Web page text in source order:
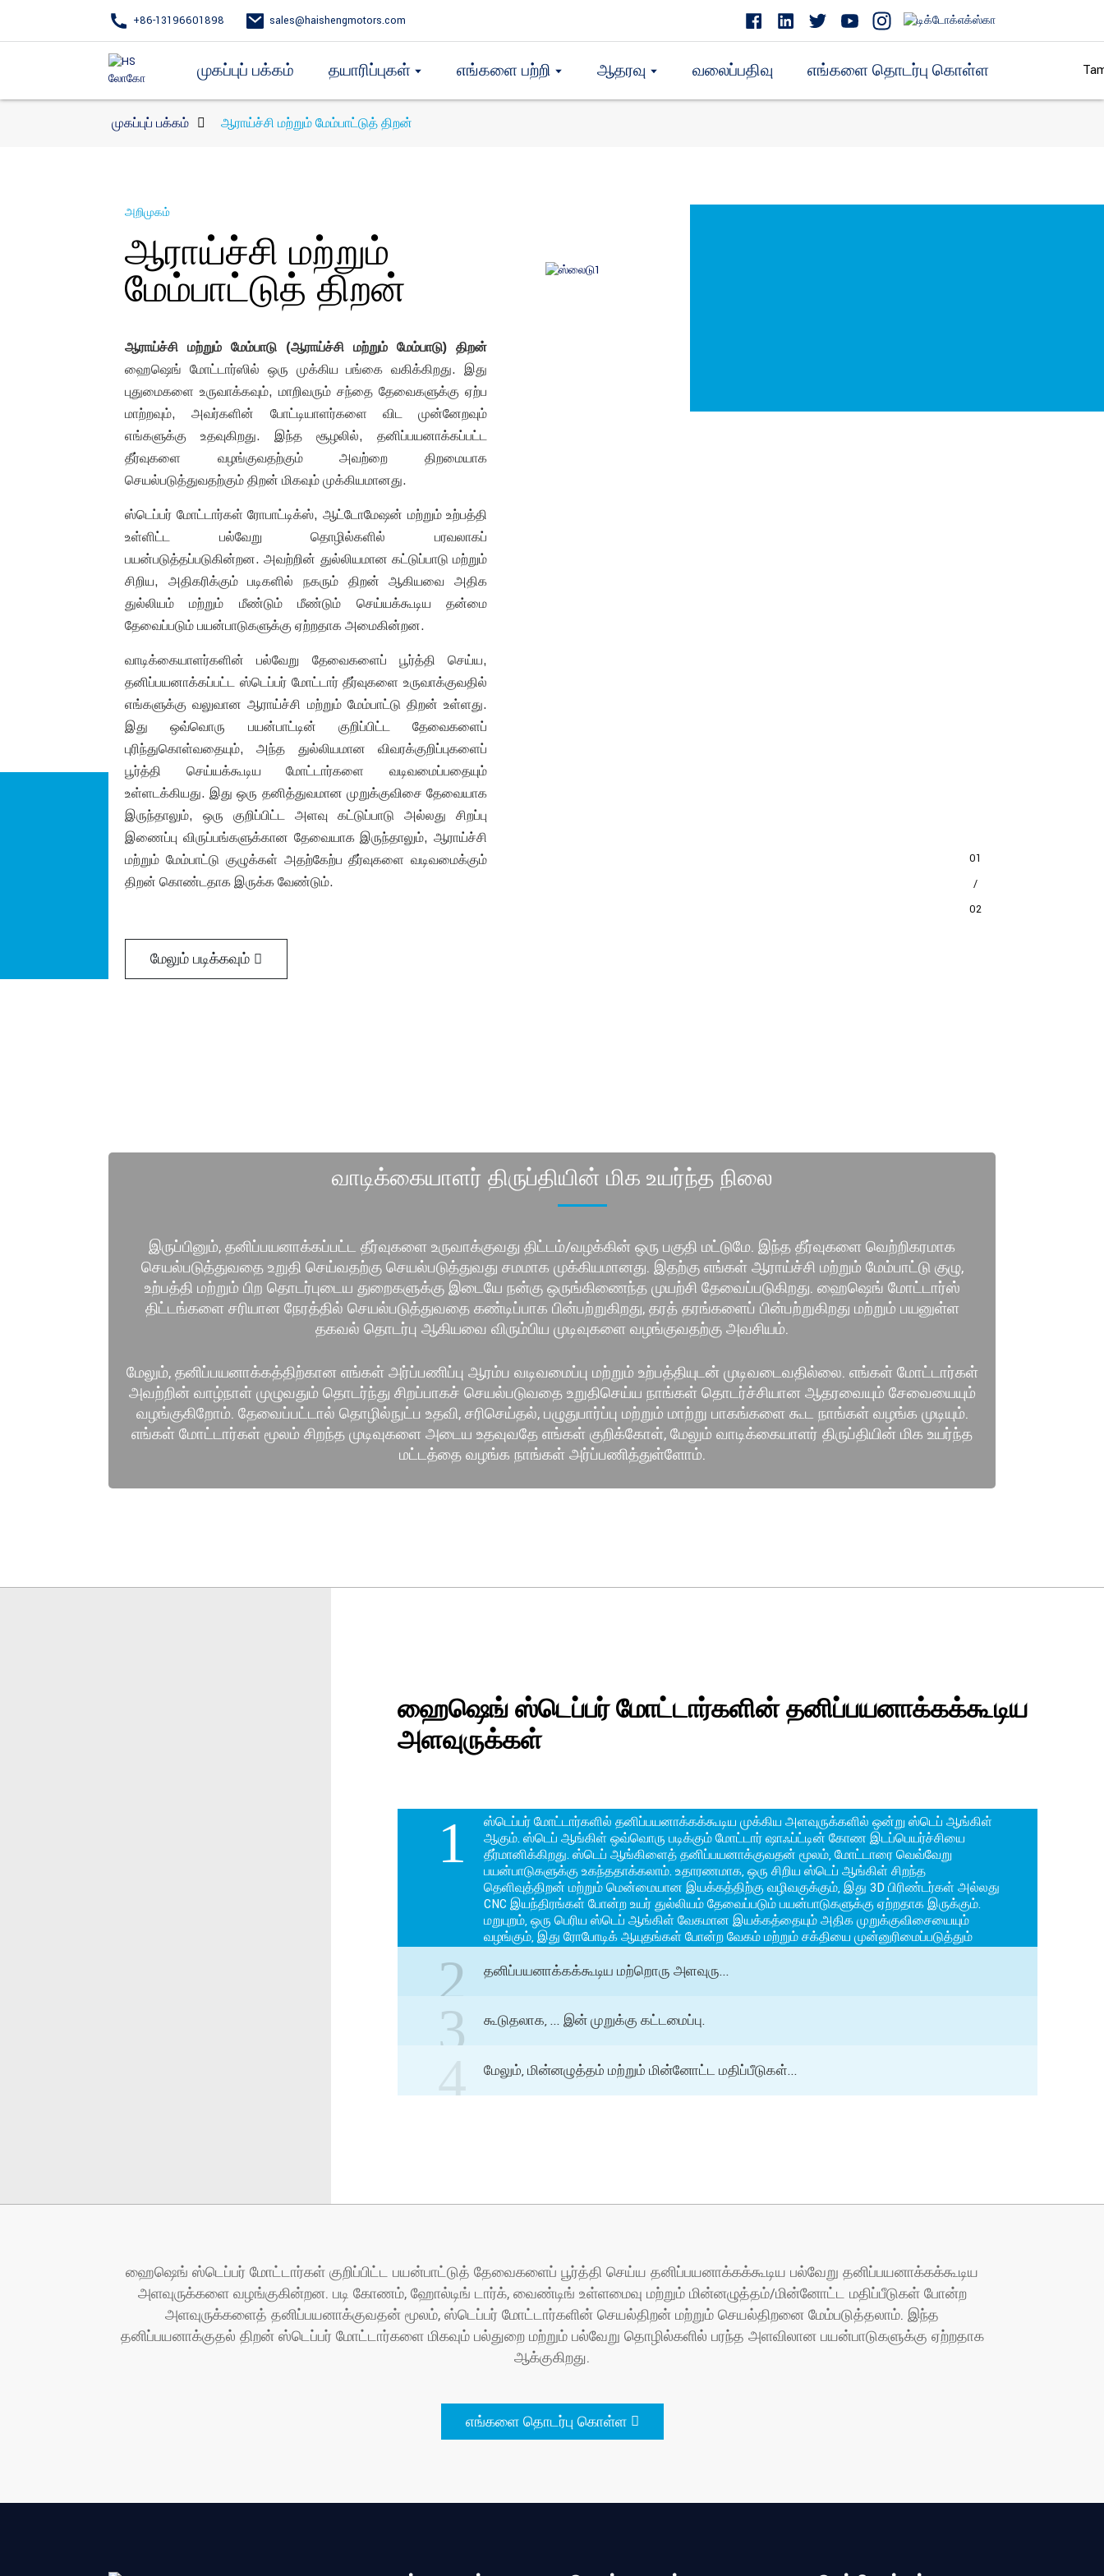
+86-13196601898 sales@haishengmotors.com
முகப்புப் பக்கம் தயாரிப்புகள் எங்களை பற்றி ஆதரவு வலைப்பதிவு எங்களை தொடர்பு கொள்ள
முகப்புப் பக்கம் ஆராய்ச்சி மற்றும் மேம்பாட்டுத் திறன்
அறிமுகம்
ஆராய்ச்சி மற்றும்
மேம்பாட்டுத் திறன்
ஆராய்ச்சி மற்றும் மேம்பாடு (ஆராய்ச்சி மற்றும் மேம்பாடு) திறன்
ஹைஷெங் மோட்டார்ஸில் ஒரு முக்கிய பங்கை வகிக்கிறது. இது
புதுமைகளை உருவாக்கவும், மாறிவரும் சந்தை தேவைகளுக்கு ஏற்ப
மாற்றவும், அவர்களின் போட்டியாளர்களை விட முன்னேறவும்
எங்களுக்கு உதவுகிறது. இந்த சூழலில், தனிப்பயனாக்கப்பட்ட
தீர்வுகளை வழங்குவதற்கும் அவற்றை திறமையாக
செயல்படுத்துவதற்கும் திறன் மிகவும் முக்கியமானது.
ஸ்டெப்பர் மோட்டார்கள் ரோபாட்டிக்ஸ், ஆட்டோமேஷன் மற்றும் உற்பத்தி
உள்ளிட்ட பல்வேறு தொழில்களில் பரவலாகப்
பயன்படுத்தப்படுகின்றன. அவற்றின் துல்லியமான கட்டுப்பாடு மற்றும்
சிறிய, அதிகரிக்கும் படிகளில் நகரும் திறன் ஆகியவை அதிக
துல்லியம் மற்றும் மீண்டும் மீண்டும் செய்யக்கூடிய தன்மை
தேவைப்படும் பயன்பாடுகளுக்கு ஏற்றதாக அமைகின்றன.
வாடிக்கையாளர்களின் பல்வேறு தேவைகளைப் பூர்த்தி செய்ய,
தனிப்பயனாக்கப்பட்ட ஸ்டெப்பர் மோட்டார் தீர்வுகளை உருவாக்குவதில்
எங்களுக்கு வலுவான ஆராய்ச்சி மற்றும் மேம்பாட்டு திறன் உள்ளது.
இது ஒவ்வொரு பயன்பாட்டின் குறிப்பிட்ட தேவைகளைப்
புரிந்துகொள்வதையும், அந்த துல்லியமான விவரக்குறிப்புகளைப்
பூர்த்தி செய்யக்கூடிய மோட்டார்களை வடிவமைப்பதையும்
உள்ளடக்கியது. இது ஒரு தனித்துவமான முறுக்குவிசை தேவையாக
இருந்தாலும், ஒரு குறிப்பிட்ட அளவு கட்டுப்பாடு அல்லது சிறப்பு
இணைப்பு விருப்பங்களுக்கான தேவையாக இருந்தாலும், ஆராய்ச்சி
மற்றும் மேம்பாட்டு குழுக்கள் அதற்கேற்ப தீர்வுகளை வடிவமைக்கும்
திறன் கொண்டதாக இருக்க வேண்டும்.
மேலும் படிக்கவும்
01
/
02
வாடிக்கையாளர் திருப்தியின் மிக உயர்ந்த நிலை
இருப்பினும், தனிப்பயனாக்கப்பட்ட தீர்வுகளை உருவாக்குவது திட்டம்/வழக்கின் ஒரு பகுதி மட்டுமே. இந்த தீர்வுகளை வெற்றிகரமாக
செயல்படுத்துவதை உறுதி செய்வதற்கு செயல்படுத்துவது சமமாக முக்கியமானது. இதற்கு எங்கள் ஆராய்ச்சி மற்றும் மேம்பாட்டு குழு,
உற்பத்தி மற்றும் பிற தொடர்புடைய துறைகளுக்கு இடையே நன்கு ஒருங்கிணைந்த முயற்சி தேவைப்படுகிறது. ஹைஷெங் மோட்டார்ஸ்
திட்டங்களை சரியான நேரத்தில் செயல்படுத்துவதை கண்டிப்பாக பின்பற்றுகிறது, தரத் தரங்களைப் பின்பற்றுகிறது மற்றும் பயனுள்ள
தகவல் தொடர்பு ஆகியவை விரும்பிய முடிவுகளை வழங்குவதற்கு அவசியம்.
மேலும், தனிப்பயனாக்கத்திற்கான எங்கள் அர்ப்பணிப்பு ஆரம்ப வடிவமைப்பு மற்றும் உற்பத்தியுடன் முடிவடைவதில்லை. எங்கள் மோட்டார்கள்
அவற்றின் வாழ்நாள் முழுவதும் தொடர்ந்து சிறப்பாகச் செயல்படுவதை உறுதிசெய்ய நாங்கள் தொடர்ச்சியான ஆதரவையும் சேவையையும்
வழங்குகிறோம். தேவைப்பட்டால் தொழில்நுட்ப உதவி, சரிசெய்தல், பழுதுபார்ப்பு மற்றும் மாற்று பாகங்களை கூட நாங்கள் வழங்க முடியும்.
எங்கள் மோட்டார்கள் மூலம் சிறந்த முடிவுகளை அடைய உதவுவதே எங்கள் குறிக்கோள், மேலும் வாடிக்கையாளர் திருப்தியின் மிக உயர்ந்த
மட்டத்தை வழங்க நாங்கள் அர்ப்பணித்துள்ளோம்.
ஹைஷெங் ஸ்டெப்பர் மோட்டார்களின் தனிப்பயனாக்கக்கூடிய
அளவுருக்கள்
1
ஸ்டெப்பர் மோட்டார்களில் தனிப்பயனாக்கக்கூடிய முக்கிய அளவுருக்களில் ஒன்று ஸ்டெப் ஆங்கிள்
ஆகும். ஸ்டெப் ஆங்கிள் ஒவ்வொரு படிக்கும் மோட்டார் ஷாஃப்ட்டின் கோண இடப்பெயர்ச்சியை
தீர்மானிக்கிறது. ஸ்டெப் ஆங்கிளைத் தனிப்பயனாக்குவதன் மூலம், மோட்டாரை வெவ்வேறு
பயன்பாடுகளுக்கு உகந்ததாக்கலாம். உதாரணமாக, ஒரு சிறிய ஸ்டெப் ஆங்கிள் சிறந்த
தெளிவுத்திறன் மற்றும் மென்மையான இயக்கத்திற்கு வழிவகுக்கும், இது 3D பிரிண்டர்கள் அல்லது
CNC இயந்திரங்கள் போன்ற உயர் துல்லியம் தேவைப்படும் பயன்பாடுகளுக்கு ஏற்றதாக இருக்கும்.
மறுபுறம், ஒரு பெரிய ஸ்டெப் ஆங்கிள் வேகமான இயக்கத்தையும் அதிக முறுக்குவிசையையும்
வழங்கும், இது ரோபோடிக் ஆயுதங்கள் போன்ற வேகம் மற்றும் சக்தியை முன்னுரிமைப்படுத்தும்
2 தனிப்பயனாக்கக்கூடிய மற்றொரு அளவுரு...
3 கூடுதலாக, ... இன் முறுக்கு கட்டமைப்பு.
4 மேலும், மின்னழுத்தம் மற்றும் மின்னோட்ட மதிப்பீடுகள்...
ஹைஷெங் ஸ்டெப்பர் மோட்டார்கள் குறிப்பிட்ட பயன்பாட்டுத் தேவைகளைப் பூர்த்தி செய்ய தனிப்பயனாக்கக்கூடிய பல்வேறு தனிப்பயனாக்கக்கூடிய
அளவுருக்களை வழங்குகின்றன. படி கோணம், ஹோல்டிங் டார்க், வைண்டிங் உள்ளமைவு மற்றும் மின்னழுத்தம்/மின்னோட்ட மதிப்பீடுகள் போன்ற
அளவுருக்களைத் தனிப்பயனாக்குவதன் மூலம், ஸ்டெப்பர் மோட்டார்களின் செயல்திறன் மற்றும் செயல்திறனை மேம்படுத்தலாம். இந்த
தனிப்பயனாக்குதல் திறன் ஸ்டெப்பர் மோட்டார்களை மிகவும் பல்துறை மற்றும் பல்வேறு தொழில்களில் பரந்த அளவிலான பயன்பாடுகளுக்கு ஏற்றதாக
ஆக்குகிறது.
எங்களை தொடர்பு கொள்ள